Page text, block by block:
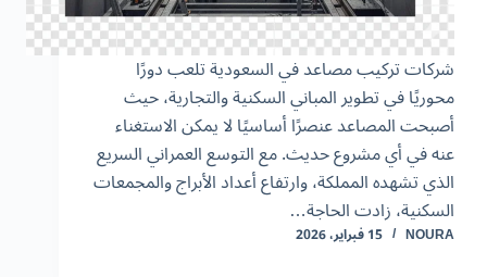
شركات تركيب مصاعد في السعودية تلعب دورًا
محوريًا في تطوير المباني السكنية والتجارية، حيث
أصبحت المصاعد عنصرًا أساسيًا لا يمكن الاستغناء
عنه في أي مشروع حديث. مع التوسع العمراني السريع
الذي تشهده المملكة، وارتفاع أعداد الأبراج والمجمعات
السكنية، زادت الحاجة…
NOURA 15 فبراير، 2026